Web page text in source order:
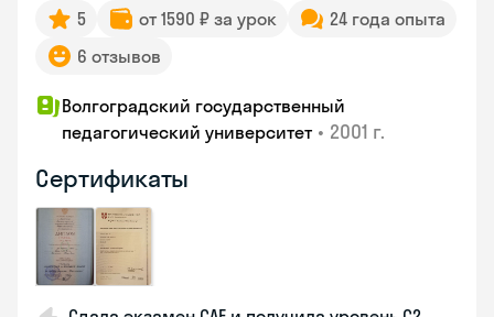
5 от 1590 ₽ за урок
24 года опыта
6 отзывов
Волгоградский государственный
педагогический университет • 2001 г.
Сертификаты